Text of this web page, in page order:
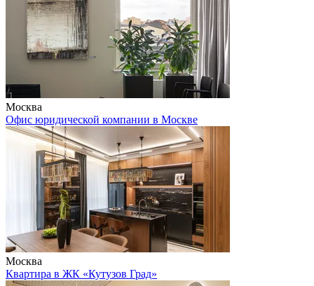
Москва
Офис юридической компании в Москве
Москва
Квартира в ЖК «Кутузов Град»